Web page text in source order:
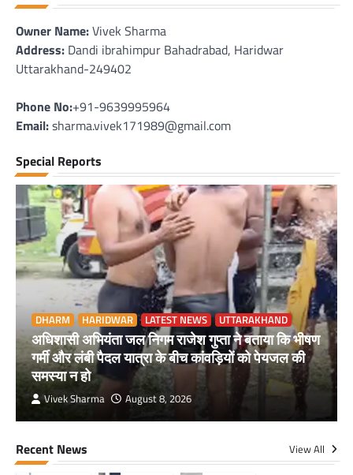
Owner Name:Vivek Sharma
Address: Dandi ibrahimpur Bahadrabad, Haridwar
Uttarakhand-249402
Phone No:+91-9639995964
Email:sharma.vivek171989@gmail.com
Special Reports
DHARM HARIDWAR LATEST NEWS UTTARAKHAND
अधिशासी अभियंता जल निगम राजेश गुप्ता ने बताया कि भीषण
गर्मी और लंबी पैदल यात्रा के बीच कांवड़ियों को पेयजल की
समस्या न हो
Vivek Sharma August 8, 2026
Recent News View All